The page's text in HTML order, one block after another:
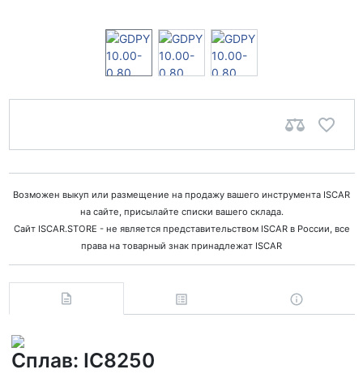
Возможен выкуп или размещение на продажу вашего инструмента ISCAR
на сайте, присылайте списки вашего склада.
Сайт ISCAR.STORE - не является представительством ISCAR в России, все
права на товарный знак принадлежат ISCAR
Сплав: IC8250